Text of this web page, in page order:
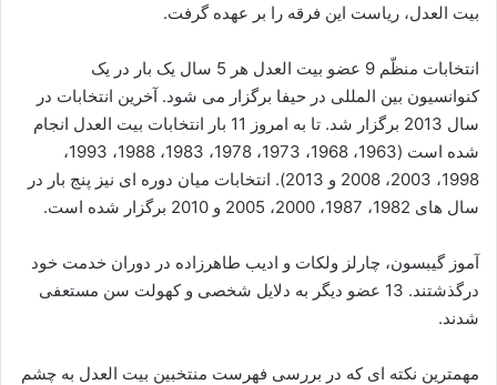
بیت العدل، ریاست این فرقه را بر عهده گرفت.
انتخابات منظّم 9 عضو بیت العدل هر 5 سال یک بار در یک
کنوانسیون بین المللی در حیفا برگزار می شود. آخرین انتخابات در
سال 2013 برگزار شد. تا به امروز 11 بار انتخابات بیت العدل انجام
شده است (1963، 1968، 1973، 1978، 1983، 1988، 1993،
1998، 2003، 2008 و 2013). انتخابات میان دوره ای نیز پنج بار در
سال های 1982، 1987، 2000، 2005 و 2010 برگزار شده است.
آموز گیبسون، چارلز ولکات و ادیب طاهرزاده در دوران خدمت خود
درگذشتند. 13 عضو دیگر به دلایل شخصی و کهولت سن مستعفی
شدند.
مهمترین نکته ای که در بررسی فهرست منتخبین بیت العدل به چشم